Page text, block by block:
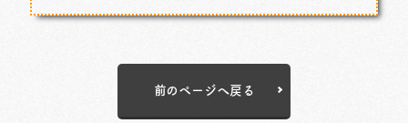
前のページへ戻る